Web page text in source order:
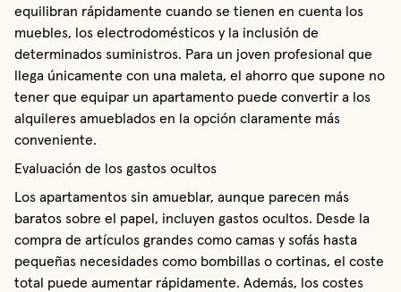
equilibran rápidamente cuando se tienen en cuenta los
muebles, los electrodomésticos y la inclusión de
determinados suministros. Para un joven profesional que
llega únicamente con una maleta, el ahorro que supone no
tener que equipar un apartamento puede convertir a los
alquileres amueblados en la opción claramente más
conveniente.
Evaluación de los gastos ocultos
Los apartamentos sin amueblar, aunque parecen más
baratos sobre el papel, incluyen gastos ocultos. Desde la
compra de artículos grandes como camas y sofás hasta
pequeñas necesidades como bombillas o cortinas, el coste
total puede aumentar rápidamente. Además, los costes